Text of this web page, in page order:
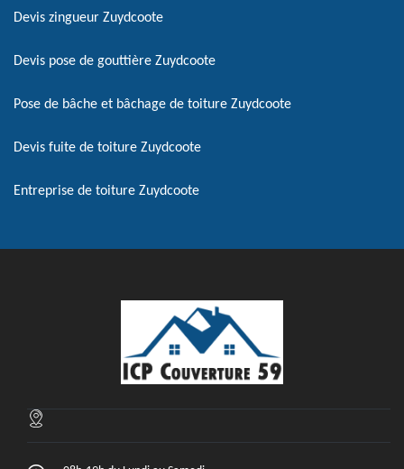
Devis zingueur Zuydcoote
Devis pose de gouttière Zuydcoote
Pose de bâche et bâchage de toiture Zuydcoote
Devis fuite de toiture Zuydcoote
Entreprise de toiture Zuydcoote